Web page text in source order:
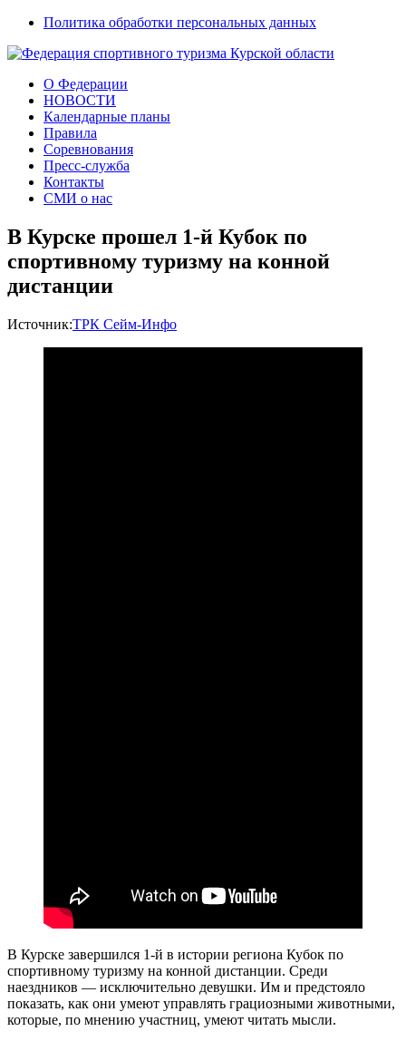
Политика обработки персональных данных
О Федерации
НОВОСТИ
Календарные планы
Правила
Соревнования
Пресс-служба
Контакты
СМИ о нас
В Курске прошел 1-й Кубок по
спортивному туризму на конной
дистанции
Источник:ТРК Сейм-Инфо
В Курске завершился 1-й в истории региона Кубок по
спортивному туризму на конной дистанции. Среди
наездников — исключительно девушки. Им и предстояло
показать, как они умеют управлять грациозными животными,
которые, по мнению участниц, умеют читать мысли.